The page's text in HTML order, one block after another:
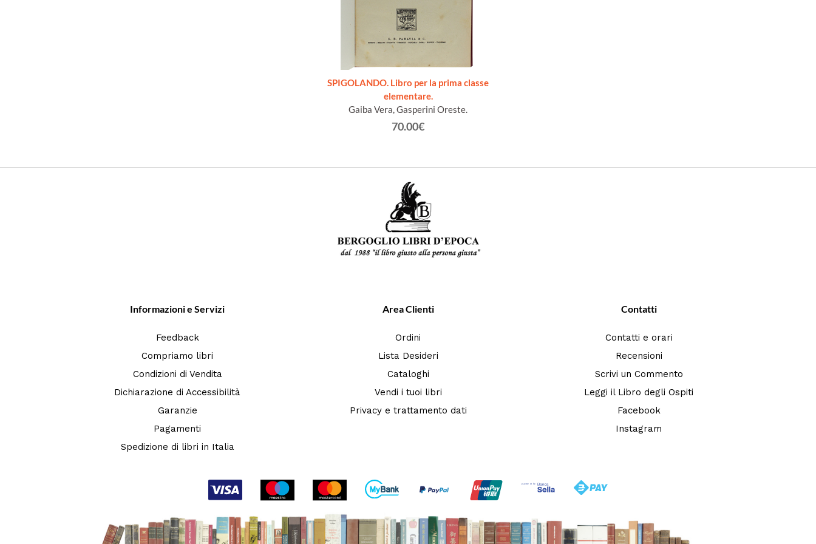
SPIGOLANDO. Libro per la prima classe
elementare.
Gaiba Vera, Gasperini Oreste.
70.00€
Informazioni e Servizi
Feedback
Compriamo libri
Condizioni di Vendita
Dichiarazione di Accessibilità
Garanzie
Pagamenti
Spedizione di libri in Italia
Area Clienti
Ordini
Lista Desideri
Cataloghi
Vendi i tuoi libri
Privacy e trattamento dati
Contatti
Contatti e orari
Recensioni
Scrivi un Commento
Leggi il Libro degli Ospiti
Facebook
Instagram